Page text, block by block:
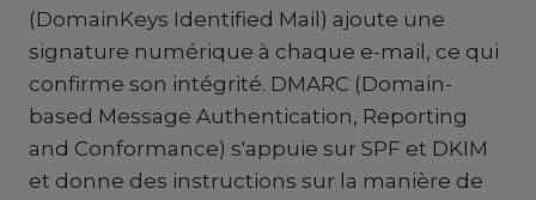
(DomainKeys Identified Mail) ajoute une
signature numérique à chaque e-mail, ce qui
confirme son intégrité. DMARC (Domain-
based Message Authentication, Reporting
and Conformance) s'appuie sur SPF et DKIM
et donne des instructions sur la manière de